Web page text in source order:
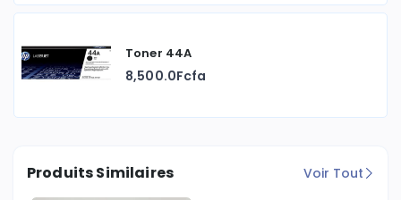
Toner 44A
8,500.0Fcfa
Produits Similaires Voir Tout